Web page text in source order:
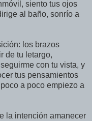
siento tus ojos
al baño, sonrío a
los brazos
de tu letargo,
con tu vista, y
tus pensamientos
a poco empiezo a
la intención amanecer